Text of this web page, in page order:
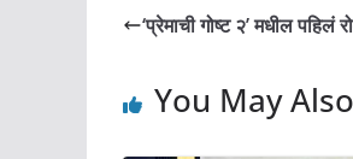
‘प्रेमाची गोष्ट २’ मधील पहिलं
You May